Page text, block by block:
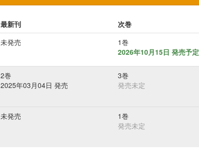
最新刊
次巻
未発売
1巻
2026年10月15日 発売予定
2巻
2025年03月04日 発売
3巻
発売未定
未発売
1巻
発売未定